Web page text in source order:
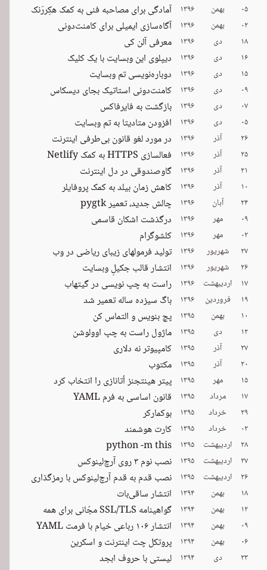
۰۵ بهمن ۱۳۹۶ آمادگی برای مصاحبه فنی به کمک هکِررَنک
۰۲ بهمن ۱۳۹۶ آگاه‌سازی ایمیلی برای کامنت‌دونی
۱۸ دی ۱۳۹۶ معرفی آلن کی
۱۶ دی ۱۳۹۶ دیپلوی این وبسایت با یک کلیک
۱۵ دی ۱۳۹۶ دوباره‌نویسی تم وبسایت
۰۹ دی ۱۳۹۶ کامنت‌دونی استاتیک بجای دیسکاس
۰۷ دی ۱۳۹۶ بازگشت به فایرفاکس
۰۵ دی ۱۳۹۶ افزودن متادیتا به تم وبسایت
۲۶ آذر ۱۳۹۶ در مورد لغو قانون بی‌طرفی اینترنت
۲۵ آذر ۱۳۹۶ فعالسازی HTTPS به کمک Netlify
۲۱ آذر ۱۳۹۶ گاوصندوقی در دل اینترنت
۱۰ آذر ۱۳۹۶ کاهش زمان بیلد به کمک پروفایلر
۲۴ آبان ۱۳۹۶ چالش جدید، تعمیر pygtk
۰۹ مهر ۱۳۹۶ درگذشت اشکان قاسمی
۰۲ مهر ۱۳۹۶ کلشوگرام
۲۷ شهریور ۱۳۹۶ تولید فرمولهای زیبای ریاضی در وب
۲۶ شهریور ۱۳۹۶ انتشار قالب جکیلِ وبسایت
۱۷ اردیبهشت ۱۳۹۶ راست به چپ نویسی در گیتهاب
۱۹ فروردین ۱۳۹۶ باگ سیزده ساله تعمیر شد
۱۰ بهمن ۱۳۹۵ پچ بنویس و التماس کن
۱۲ دی ۱۳۹۵ ماژول راست به چپ اوولوشن
۲۷ آذر ۱۳۹۵ کامپیوتر نه دلاری
۲۰ آذر ۱۳۹۵ مکتوب
۱۵ مهر ۱۳۹۵ پیتر هینتجنز اُتانازی را انتخاب کرد
۱۷ مرداد ۱۳۹۵ قانون اساسی به فرم YAML
۲۹ خرداد ۱۳۹۵ بوکمارکر
۰۲ خرداد ۱۳۹۵ کارت هوشمند
۲۸ اردیبهشت ۱۳۹۵ python -m this
۲۷ اردیبهشت ۱۳۹۵ نصب نوم ۳ روی آرچ‌لینوکس
۲۶ اردیبهشت ۱۳۹۵ نصب قدم به قدم آرچ‌لینوکس با رمزگذاری
۱۸ بهمن ۱۳۹۴ انتشار ساقی‌بات
۱۲ بهمن ۱۳۹۴ گواهینامه SSL/TLS مجّانی برای همه
۰۹ بهمن ۱۳۹۴ انتشار ۱۰۶ رباعی خیام با فرمت YAML
۰۶ بهمن ۱۳۹۴ پروتکل چت اینترنت و اسکرین
۲۳ دی ۱۳۹۴ لیستی با حروف ابجد